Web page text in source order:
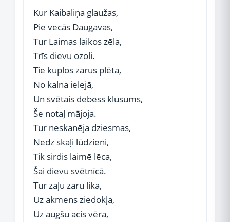
Kur Kaibaliņa glaužas,
Pie vecās Daugavas,
Tur Laimas laikos zēla,
Trīs dievu ozoli.
Tie kuplos zarus plēta,
No kalna ielejā,
Un svētais debess klusums,
Še notaļ mājoja.
Tur neskanēja dziesmas,
Nedz skaļi lūdzieni,
Tik sirdis laimē lēca,
Šai dievu svētnīcā.
Tur zaļu zaru lika,
Uz akmens ziedokļa,
Uz augšu acis vēra,